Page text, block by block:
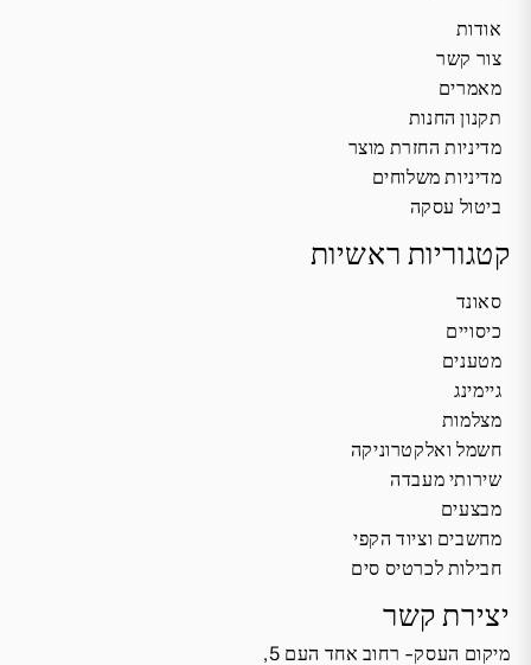
אודות
צור קשר
מאמרים
תקנון החנות
מדיניות החזרת מוצר
מדיניות משלוחים
ביטול עסקה
קטגוריות ראשיות
סאונד
כיסויים
מטענים
גיימינג
מצלמות
חשמל ואלקטרוניקה
שירותי מעבדה
מבצעים
מחשבים וציוד הקפי
חבילות לכרטיס סים
יצירת קשר
מיקום העסק- רחוב אחד העם 5,